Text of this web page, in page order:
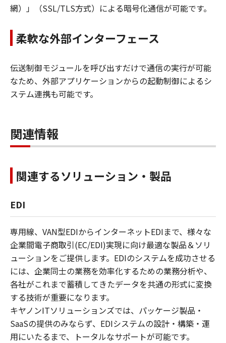
網）」（SSL/TLS方式）による暗号化通信が可能です。
柔軟な外部インターフェース
伝送制御モジュールを呼び出すだけで通信の実行が可能
なため、外部アプリケーションからの起動制御によるシ
ステム連携も可能です。
関連情報
関連するソリューション・製品
EDI
専用線、VAN型EDIからインターネットEDIまで、様々な
企業間電子商取引(EC/EDI)実現に向け最適な製品＆ソリ
ューションをご提供します。EDIのシステムを成功させる
には、企業同士の業務を効率化するための業務分析や、
各社がこれまで蓄積してきたデータを共通の形式に変換
する技術が重要になります。
キヤノンITソリューションズでは、パッケージ製品・
SaaSの提供のみならず、EDIシステムの設計・構築・運
用にいたるまで、トータルなサポートが可能です。